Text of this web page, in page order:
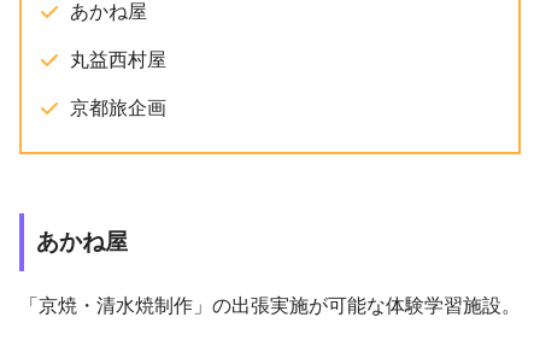
あかね屋
丸益西村屋
京都旅企画
あかね屋
「京焼・清水焼制作」の出張実施が可能な体験学習施設。